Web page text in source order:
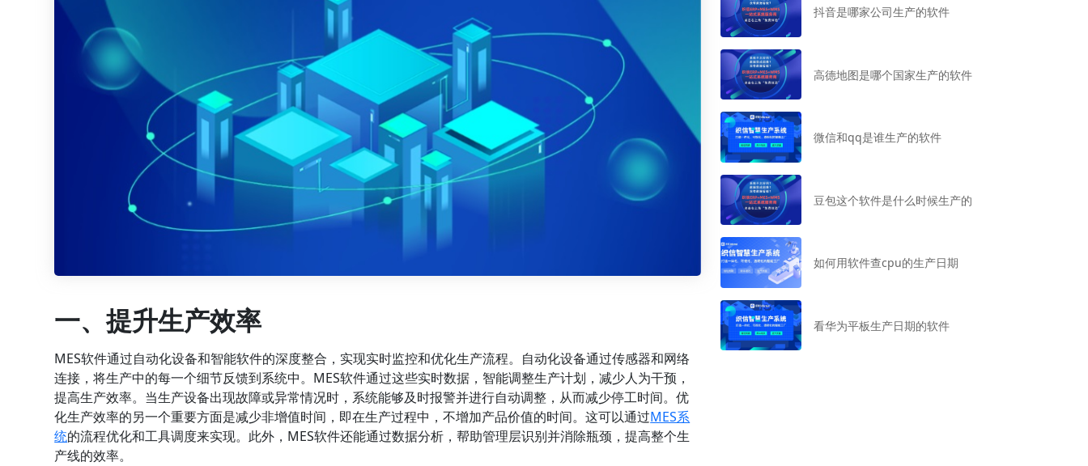
一、提升生产效率
MES软件通过自动化设备和智能软件的深度整合，实现实时监控和优化生产流程。自动化设备通过传感器和网络
连接，将生产中的每一个细节反馈到系统中。MES软件通过这些实时数据，智能调整生产计划，减少人为干预，
提高生产效率。当生产设备出现故障或异常情况时，系统能够及时报警并进行自动调整，从而减少停工时间。优
化生产效率的另一个重要方面是减少非增值时间，即在生产过程中，不增加产品价值的时间。这可以通过MES系
统的流程优化和工具调度来实现。此外，MES软件还能通过数据分析，帮助管理层识别并消除瓶颈，提高整个生
产线的效率。
抖音是哪家公司生产的软件
高德地图是哪个国家生产的软件
微信和qq是谁生产的软件
豆包这个软件是什么时候生产的
如何用软件查cpu的生产日期
看华为平板生产日期的软件